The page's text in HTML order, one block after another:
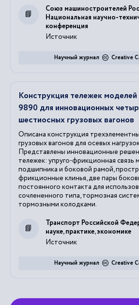
Источник
Союз машиностроителей
Национальная научно-
конференция
Creative
Научный журнал
Конструкция тележек
9890 для инновационных
шестиосных грузовых вагонов
Описана конструкция
грузовых вагонов для осевых
Представлены инновационные
тележек: упруго-фрикционная связь
подшипника и боковой рамой,
фрикционные клинья, две пары
постоянного контакта для
сочлененного типа, тормозная
тормозными колодками.
Источник
Транспорт Российской
науке, практике, экономике
Creative
Научный журнал